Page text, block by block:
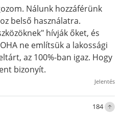
Nálunk hozzáférünk
belső használatra.
hívják őket, és
ne említsük a lakossági
az 100%-ban igaz. Hogy
bizonyít.
Jelentés
184